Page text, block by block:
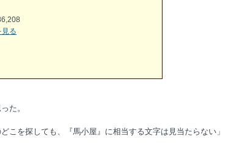
る
た。
を探しても、『馬小屋』に相当する文字は見当たらない」